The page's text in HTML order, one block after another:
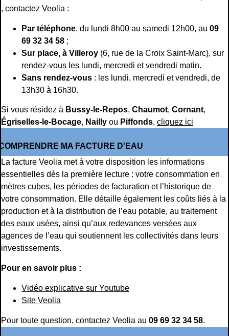
, contactez Veolia :
Par téléphone, du lundi 8h00 au samedi 12h00, au 09
69 32 34 58 ;
Sur place, à Villeroy (6, rue de la Croix Saint-Marc), sur
rendez-vous les lundi, mercredi et vendredi matin.
Sans rendez-vous : les lundi, mercredi et vendredi, de
13h30 à 16h30.
Si vous résidez à Bussy-le-Repos, Chaumot, Cornant,
Égriselles-le-Bocage, Nailly ou Piffonds, cliquez ici
MA FACTURE D'EAU
La facture Veolia met à votre disposition les informations
essentielles dès la première lecture : votre consommation en
mètres cubes, les périodes de facturation et l’historique de
votre consommation. Elle détaille également les coûts liés à la
production et à la distribution de l’eau potable, au traitement
des eaux usées, ainsi qu’aux redevances versées aux
agences de l’eau qui soutiennent les collectivités dans leurs
investissements.
Pour en savoir plus :
Vidéo explicative sur Youtube
Site Veolia
Pour toute question, contactez Veolia au 09 69 32 34 58.